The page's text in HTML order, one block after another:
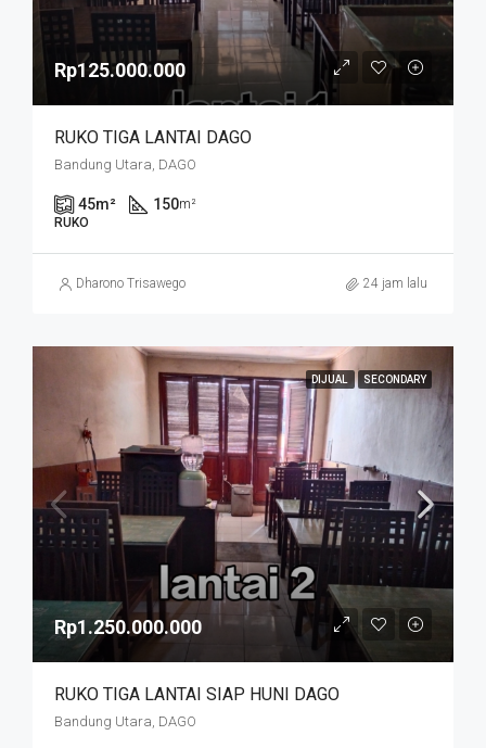
Rp125.000.000
RUKO TIGA LANTAI DAGO
Bandung Utara, DAGO
45m² 150m²
RUKO
Dharono Trisawego 24 jam lalu
DIJUAL SECONDARY
Rp1.250.000.000
RUKO TIGA LANTAI SIAP HUNI DAGO
Bandung Utara, DAGO